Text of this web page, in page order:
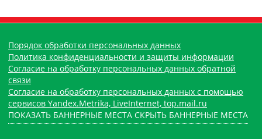
Порядок обработки персональных данных
Политика конфиденциальности и защиты информации
Согласие на обработку персональных данных обратной
связи
Согласие на обработку персональных данных с помощью
сервисов Yandex.Metrika, LiveInternet, top.mail.ru
ПОКАЗАТЬ БАННЕРНЫЕ МЕСТА СКРЫТЬ БАННЕРНЫЕ МЕСТА